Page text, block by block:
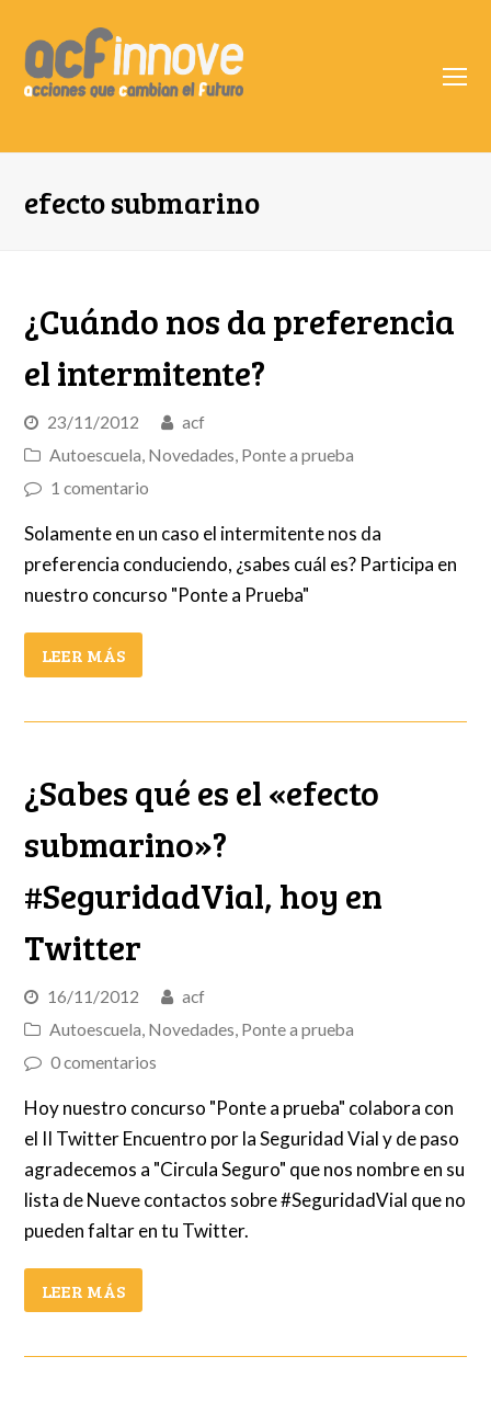
efecto submarino
¿Cuándo nos da preferencia
el intermitente?
23/11/2012
acf
Autoescuela, Novedades, Ponte a prueba
1 comentario
Solamente en un caso el intermitente nos da
preferencia conduciendo, ¿sabes cuál es? Participa en
nuestro concurso "Ponte a Prueba"
LEER MÁS
¿Sabes qué es el «efecto
submarino»?
#SeguridadVial, hoy en
Twitter
16/11/2012
acf
Autoescuela, Novedades, Ponte a prueba
0 comentarios
Hoy nuestro concurso "Ponte a prueba" colabora con
el II Twitter Encuentro por la Seguridad Vial y de paso
agradecemos a "Circula Seguro" que nos nombre en su
lista de Nueve contactos sobre #SeguridadVial que no
pueden faltar en tu Twitter.
LEER MÁS